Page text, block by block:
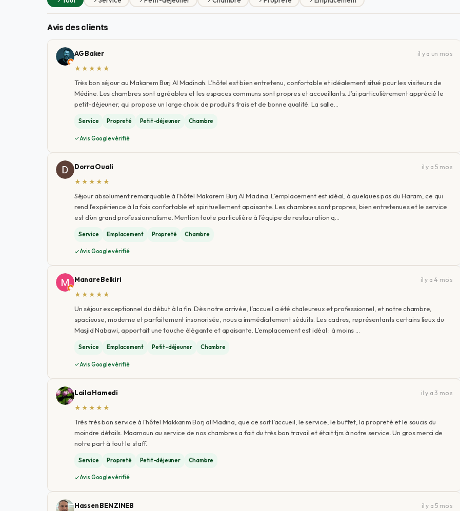
Avis des clients
AG Baker
il y a un mois
★★★★★
Très bon séjour au Makarem Burj Al Madinah. L’hôtel est bien entretenu, confortable et idéalement situé pour les visiteurs de
Médine. Les chambres sont agréables et les espaces communs sont propres et accueillants. J’ai particulièrement apprécié le
petit-déjeuner, qui propose un large choix de produits frais et de bonne qualité. La salle…
Service Propreté Petit-déjeuner Chambre
Avis Google vérifié
Dorra Ouali
il y a 5 mois
★★★★★
Séjour absolument remarquable à l’hôtel Makarem Burj Al Madina. L’emplacement est idéal, à quelques pas du Haram, ce qui
rend l’expérience à la fois confortable et spirituellement apaisante. Les chambres sont propres, bien entretenues et le service
est d’un grand professionnalisme. Mention toute particulière à l’équipe de restauration q…
Service Emplacement Propreté Chambre
Avis Google vérifié
Manare Belkiri
il y a 4 mois
★★★★★
Un séjour exceptionnel du début à la fin. Dès notre arrivée, l’accueil a été chaleureux et professionnel, et notre chambre,
spacieuse, moderne et parfaitement insonorisée, nous a immédiatement séduits. Les cadres, représentants certains lieux du
Masjid Nabawi, apportait une touche élégante et apaisante. L’emplacement est idéal : à moins …
Service Emplacement Petit-déjeuner Chambre
Avis Google vérifié
Laila Hamedi
il y a 3 mois
★★★★★
Très très bon service à l’hôtel Makkarim Borj al Madina, que ce soit l’accueil, le service, le buffet, la propreté et le soucis du
moindre détails. Maamoun au service de nos chambres a fait du très bon travail et était tjrs à notre service. Un gros merci de
notre part à tout le staff.
Service Propreté Petit-déjeuner Chambre
Avis Google vérifié
Hassen BEN ZINEB
il y a 5 mois